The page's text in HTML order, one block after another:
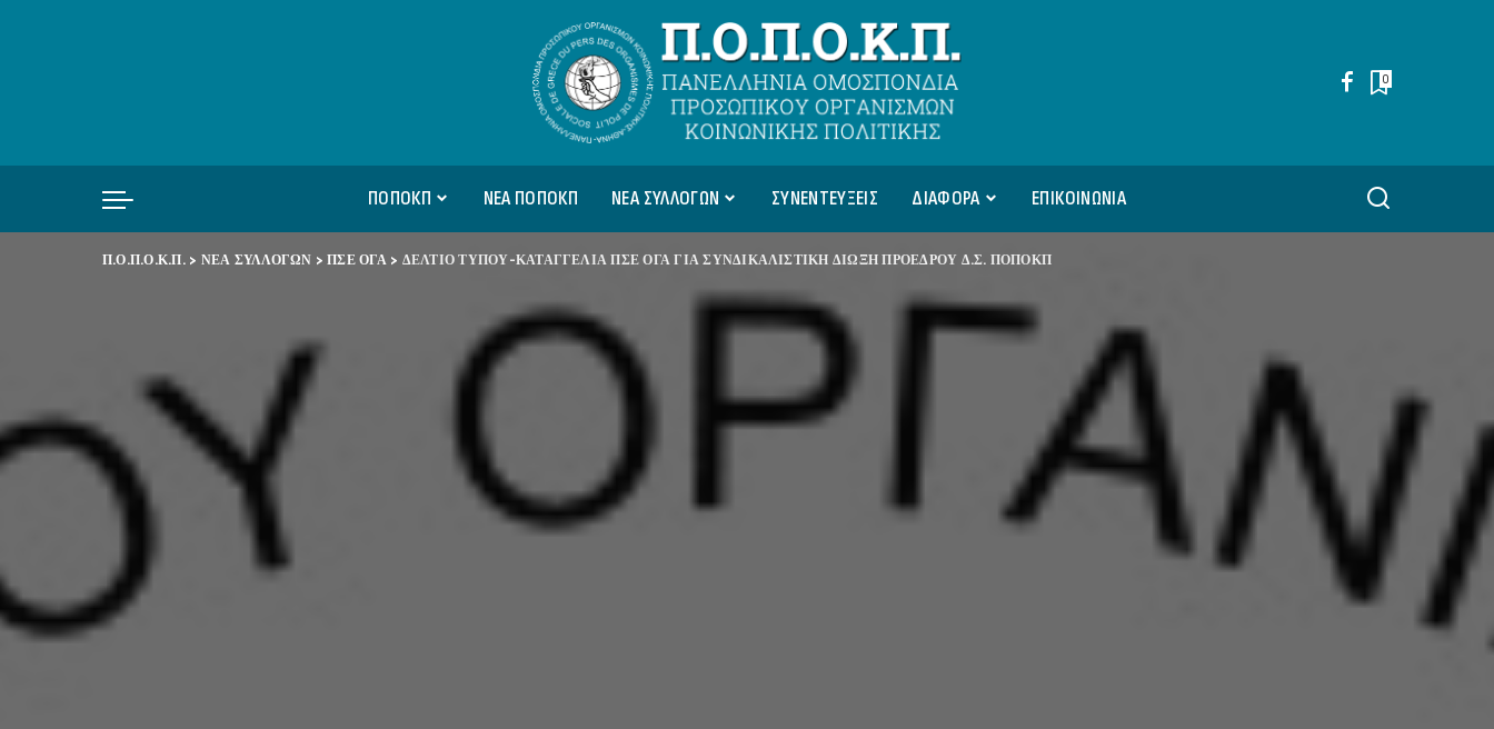
0
ΠΟΠΟΚΠ ΝΕΑ ΠΟΠΟΚΠ ΝΕΑ ΣΥΛΛΟΓΩΝ ΣΥΝΕΝΤΕΥΞΕΙΣ ΔΙΑΦΟΡΑ ΕΠΙΚΟΙΝΩΝΊΑ
Π.Ο.Π.Ο.Κ.Π.> ΝΕΑ ΣΥΛΛΟΓΩΝ >ΠΣΕ ΟΓΑ > ΔΕΛΤΙΟ ΤΥΠΟΥ-ΚΑΤΑΓΓΕΛΙΑ ΠΣΕ ΟΓΑ ΓΙΑ ΣΥΝΔΙΚΑΛΙΣΤΙΚΗ ΔΙΩΞΗ ΠΡΟΕΔΡΟΥ Δ.Σ. ΠΟΠΟΚΠ